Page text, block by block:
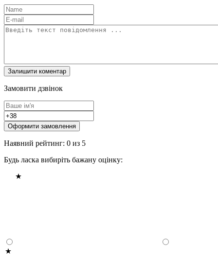
Замовити дзвінок
Оформити замовлення
Наявний рейтинг: 0 из 5
Будь ласка вибиріть бажану оцінку: